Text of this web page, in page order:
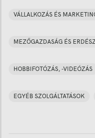
VÁLLALKOZÁS ÉS
MEZŐGAZDASÁG ÉS
HOBBIFOTÓZÁS, -VIDEÓZÁS
EGYÉB SZOLGÁLTATÁSOK